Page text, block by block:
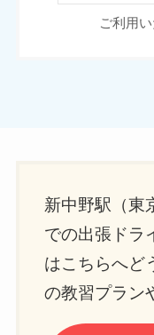
ご利用
新中野駅（東
での出張ドラ
はこちらへど
の教習プラン